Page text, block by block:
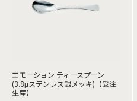
エモーション ティースプーン
(3.8μステンレス銀メッキ)【受注
生産】